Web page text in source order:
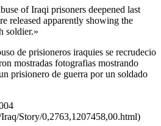
of Iraqi prisoners deepened last
released apparently showing the
soldier.»
de prisioneros iraquies se recrudecio
mostradas fotografias mostrando
prisionero de guerra por un soldado
Story/0,2763,1207458,00.html)